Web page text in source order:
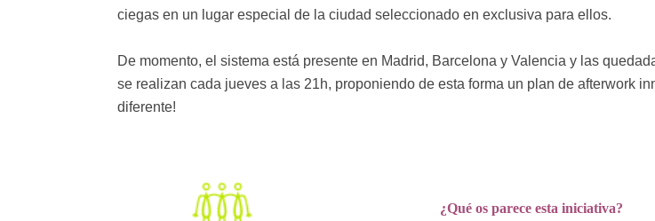
ciegas en un lugar especial de la ciudad seleccionado en exclusiva para ellos.
De momento, el sistema está presente en Madrid, Barcelona y Valencia y las
se realizan cada jueves a las 21h, proponiendo de esta forma un plan de afterwork
diferente!
¿Qué os parece esta iniciativa?